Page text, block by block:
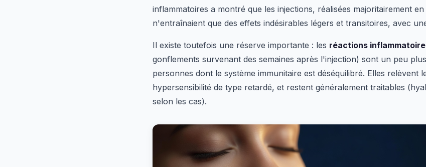
inflammatoires a montré que les injections, réalisées majoritairement
n'entraînaient que des effets indésirables légers et transitoires, avec
Il existe toutefois une réserve importante : les réactions
gonflements survenant des semaines après l'injection) sont un peu
personnes dont le système immunitaire est déséquilibré. Elles relèvent
hypersensibilité de type retardé, et restent généralement traitables
selon les cas).